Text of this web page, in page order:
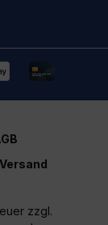
zzgl.